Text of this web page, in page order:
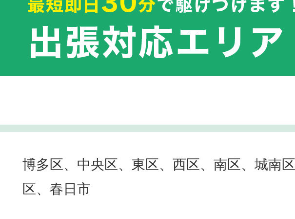
博多区、中央区、東区、西区、南区、城南
区、春日市